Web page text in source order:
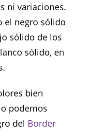
ni variaciones.
el negro sólido
sólido de los
sólido, en
bien
podemos
del Border